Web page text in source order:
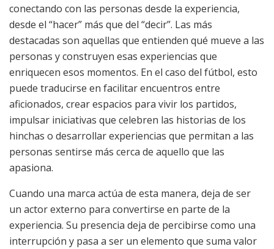
conectando con las personas desde la experiencia,
desde el “hacer” más que del “decir”. Las más
destacadas son aquellas que entienden qué mueve a las
personas y construyen esas experiencias que
enriquecen esos momentos. En el caso del fútbol, esto
puede traducirse en facilitar encuentros entre
aficionados, crear espacios para vivir los partidos,
impulsar iniciativas que celebren las historias de los
hinchas o desarrollar experiencias que permitan a las
personas sentirse más cerca de aquello que las
apasiona.
Cuando una marca actúa de esta manera, deja de ser
un actor externo para convertirse en parte de la
experiencia. Su presencia deja de percibirse como una
interrupción y pasa a ser un elemento que suma valor